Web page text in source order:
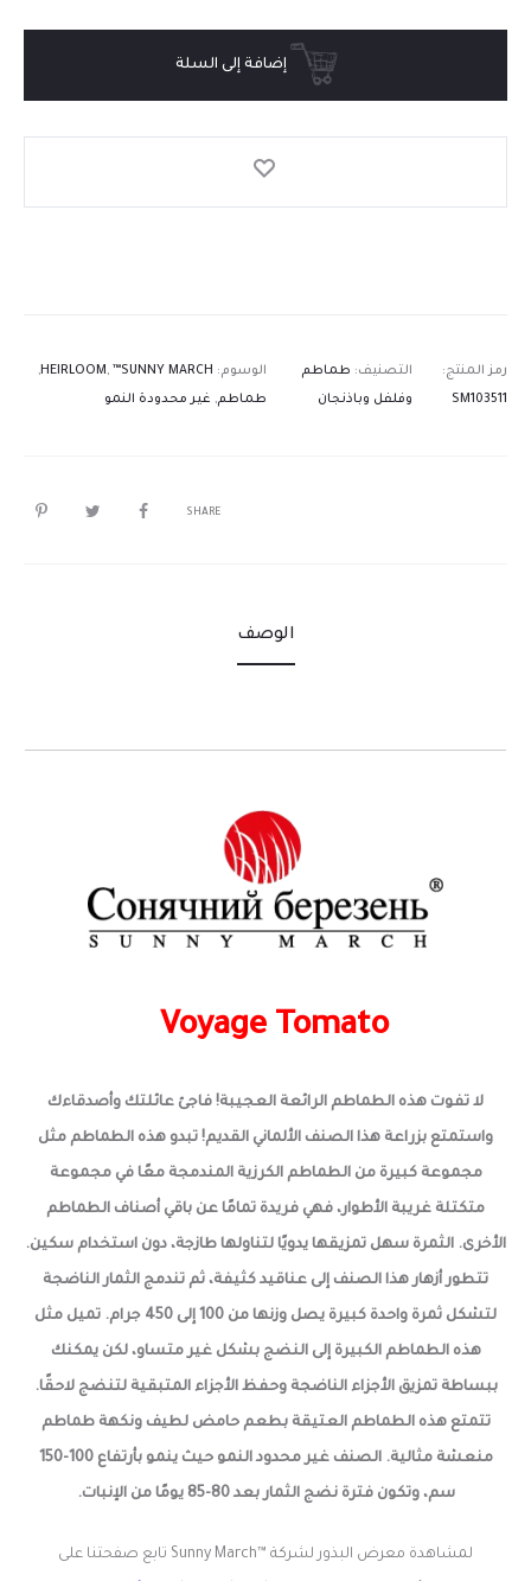
رمز المنتج:
SM103511
التصنيف: طماطم
وفلفل وباذنجان
الوسوم: HEIRLOOM, ™SUNNY MARCH
,
طماطم, غير محدودة النمو
SHARE
الوصف
Voyage Tomato
لا تفوت هذه الطماطم الرائعة العجيبة! فاجئ عائلتك وأصدقاءك
واستمتع بزراعة هذا الصنف الألماني القديم! تبدو هذه الطماطم مثل
مجموعة كبيرة من الطماطم الكرزية المندمجة معًا في مجموعة
متكتلة غريبة الأطوار، فهي فريدة تمامًا عن باقي أصناف الطماطم
الأخرى. الثمرة سهل تمزيقها يدويًا لتناولها طازجة، دون استخدام سكين.
تتطور أزهار هذا الصنف إلى عناقيد كثيفة، ثم تندمج الثمار الناضجة
لتشكل ثمرة واحدة كبيرة يصل وزنها من 100 إلى 450 جرام. تميل مثل
هذه الطماطم الكبيرة إلى النضج بشكل غير متساو، لكن يمكنك
ببساطة تمزيق الأجزاء الناضجة وحفظ الأجزاء المتبقية لتنضج لاحقًا.
تتمتع هذه الطماطم العتيقة بطعم حامض لطيف ونكهة طماطم
منعشة مثالية. الصنف غير محدود النمو حيث ينمو بأرتفاع 100-150
سم، وتكون فترة نضج الثمار بعد 80-85 يومًا من الإنبات.
لمشاهدة معرض البذور لشركة ™Sunny March تابع صفحتنا على